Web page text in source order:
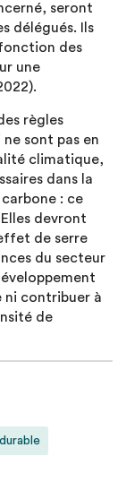
seront
délégués. Ils
des
une
règles
sont pas en
climatique,
dans la
: ce
devront
de serre
du secteur
ni contribuer à
de